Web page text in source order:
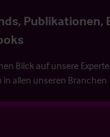
Publikationen,
Blick auf unsere
in allen unseren Branchen